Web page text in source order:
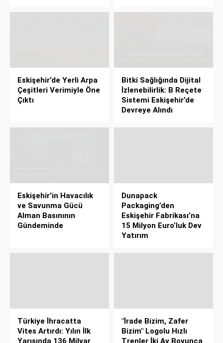
Eskişehir’de Yerli Arpa
Çeşitleri Verimiyle Öne
Çıktı
Bitki Sağlığında Dijital
İzlenebilirlik: B Reçete
Sistemi Eskişehir’de
Devreye Alındı
Eskişehir’in Havacılık
ve Savunma Gücü
Alman Basınının
Gündeminde
Dunapack
Packaging’den
Eskişehir Fabrikası’na
15 Milyon Euro’luk Dev
Yatırım
Türkiye İhracatta
Vites Artırdı: Yılın İlk
Yarısında 136 Milyar
"İrade Bizim, Zafer
Bizim" Logolu Hızlı
Trenler İki Ay Boyunca